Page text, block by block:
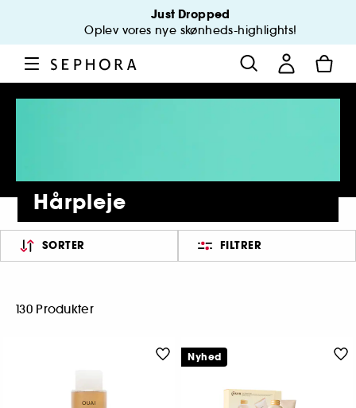
Just Dropped
Oplev vores nye skønheds-highlights!
Hårpleje
SORTER FILTRER
130 Produkter
Nyhed